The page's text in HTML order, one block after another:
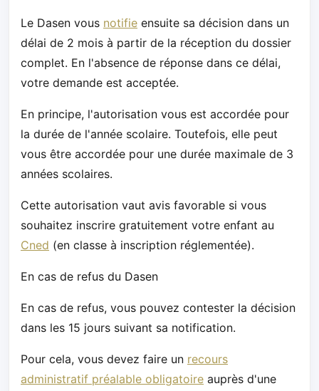
Le Dasen vous notifie ensuite sa décision dans un
délai de 2 mois à partir de la réception du dossier
complet. En l'absence de réponse dans ce délai,
votre demande est acceptée.
En principe, l'autorisation vous est accordée pour
la durée de l'année scolaire. Toutefois, elle peut
vous être accordée pour une durée maximale de 3
années scolaires.
Cette autorisation vaut avis favorable si vous
souhaitez inscrire gratuitement votre enfant au
Cned (en classe à inscription réglementée).
En cas de refus du Dasen
En cas de refus, vous pouvez contester la décision
dans les 15 jours suivant sa notification.
Pour cela, vous devez faire un recours
administratif préalable obligatoire auprès d'une